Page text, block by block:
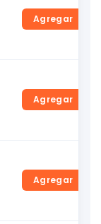
Agregar
Agregar
Agregar